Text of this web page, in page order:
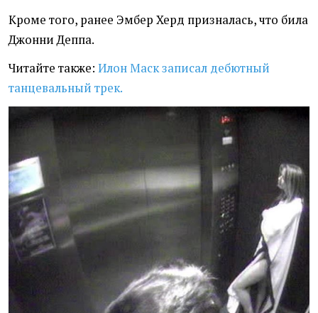
Кроме того, ранее Эмбер Херд призналась, что била
Джонни Деппа.
Читайте также: Илон Маск записал дебютный
танцевальный трек.